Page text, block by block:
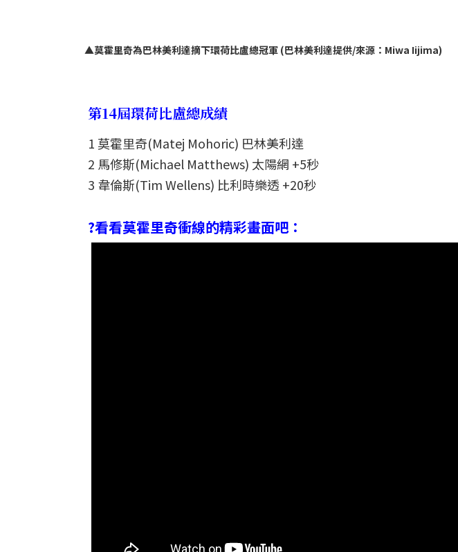
▲莫霍里奇為巴林美利達摘下環荷比盧總冠軍 (巴林美利達提供/來源：Miwa Iijima)
第14屆環荷比盧總成績
1 莫霍里奇(Matej Mohoric) 巴林美利達
2 馬修斯(Michael Matthews) 太陽網 +5秒
3 韋倫斯(Tim Wellens) 比利時樂透 +20秒
?看看莫霍里奇衝線的精彩畫面吧：